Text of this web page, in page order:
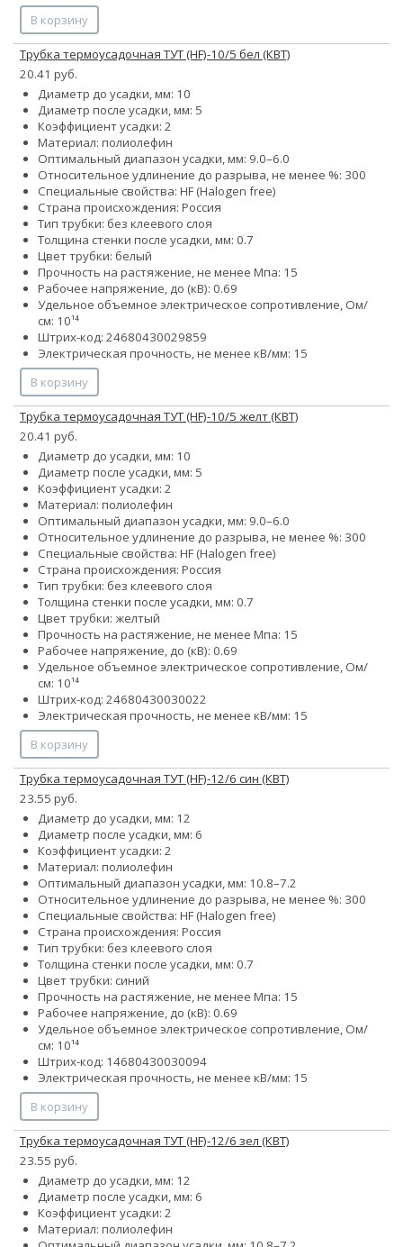
В корзину
Трубка термоусадочная ТУТ (HF)-10/5 бел (КВТ)
20.41 руб.
Диаметр до усадки, мм: 10
Диаметр после усадки, мм: 5
Коэффициент усадки: 2
Материал: полиолефин
Оптимальный диапазон усадки, мм: 9.0–6.0
Относительное удлинение до разрыва, не менее %: 300
Специальные свойства: HF (Halogen free)
Страна происхождения: Россия
Тип трубки: без клеевого слоя
Толщина стенки после усадки, мм: 0.7
Цвет трубки: белый
Прочность на растяжение, не менее Мпа: 15
Рабочее напряжение, до (кВ): 0.69
Удельное объемное электрическое сопротивление, Ом/
см: 10¹⁴
Штрих-код: 24680430029859
Электрическая прочность, не менее кВ/мм: 15
В корзину
Трубка термоусадочная ТУТ (HF)-10/5 желт (КВТ)
20.41 руб.
Диаметр до усадки, мм: 10
Диаметр после усадки, мм: 5
Коэффициент усадки: 2
Материал: полиолефин
Оптимальный диапазон усадки, мм: 9.0–6.0
Относительное удлинение до разрыва, не менее %: 300
Специальные свойства: HF (Halogen free)
Страна происхождения: Россия
Тип трубки: без клеевого слоя
Толщина стенки после усадки, мм: 0.7
Цвет трубки: желтый
Прочность на растяжение, не менее Мпа: 15
Рабочее напряжение, до (кВ): 0.69
Удельное объемное электрическое сопротивление, Ом/
см: 10¹⁴
Штрих-код: 24680430030022
Электрическая прочность, не менее кВ/мм: 15
В корзину
Трубка термоусадочная ТУТ (HF)-12/6 син (КВТ)
23.55 руб.
Диаметр до усадки, мм: 12
Диаметр после усадки, мм: 6
Коэффициент усадки: 2
Материал: полиолефин
Оптимальный диапазон усадки, мм: 10.8–7.2
Относительное удлинение до разрыва, не менее %: 300
Специальные свойства: HF (Halogen free)
Страна происхождения: Россия
Тип трубки: без клеевого слоя
Толщина стенки после усадки, мм: 0.7
Цвет трубки: синий
Прочность на растяжение, не менее Мпа: 15
Рабочее напряжение, до (кВ): 0.69
Удельное объемное электрическое сопротивление, Ом/
см: 10¹⁴
Штрих-код: 14680430030094
Электрическая прочность, не менее кВ/мм: 15
В корзину
Трубка термоусадочная ТУТ (HF)-12/6 зел (КВТ)
23.55 руб.
Диаметр до усадки, мм: 12
Диаметр после усадки, мм: 6
Коэффициент усадки: 2
Материал: полиолефин